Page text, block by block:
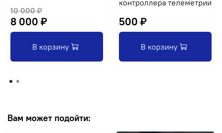
10 000 ₽
8 000 ₽
В корзину
контроллера телеметрии
500 ₽
В корзину
Вам может подойти: